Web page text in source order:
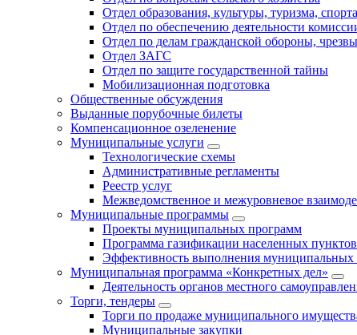
Отдел образования, культуры, туризма,
Отдел по обеспечению деятельности
Отдел по делам гражданской обороны,
Отдел ЗАГС
Отдел по защите государственной тайны
Мобилизационная подготовка
Общественные обсуждения
Выданные порубочные билеты
Компенсационное озеленение
Муниципальные услуги
Технологические схемы
Административные регламенты
Реестр услуг
Межведомственное и межуровневое
Муниципальные программы
Проекты муниципальных программ
Программа газификации населенных пунктов
Эффективность выполнения муниципальных
Муниципальная программа «Конкретных дел»
Деятельность органов местного
Торги, тендеры
Торги по продаже муниципального
Муниципальные закупки